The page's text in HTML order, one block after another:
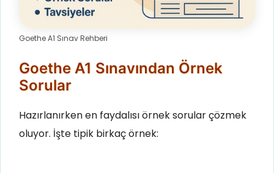
Goethe A1 Sınav Rehberi
Goethe A1 Sınavından Örnek
Sorular
Hazırlanırken en faydalısı örnek sorular çözmek
oluyor. İşte tipik birkaç örnek: